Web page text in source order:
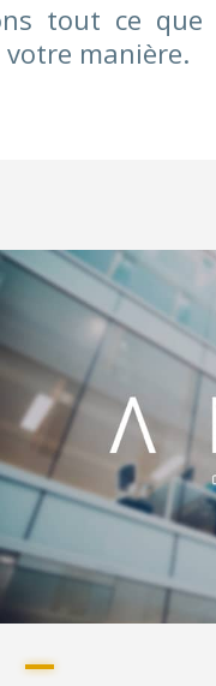
tout ce que
manière.